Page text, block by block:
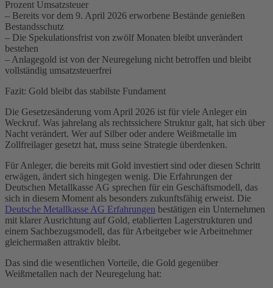
Prozent Umsatzsteuer
– Bereits vor dem 9. April 2026 erworbene Bestände genießen
Bestandsschutz
– Die Spekulationsfrist von zwölf Monaten bleibt unverändert
bestehen
– Anlagegold ist von der Neuregelung nicht betroffen und bleibt
vollständig umsatzsteuerfrei
Fazit: Gold bleibt das stabilste Fundament
Die Gesetzesänderung vom April 2026 ist für viele Anleger ein
Weckruf. Was jahrelang als rechtssichere Struktur galt, hat sich über
Nacht verändert. Wer auf Silber oder andere Weißmetalle im
Zollfreilager gesetzt hat, muss seine Strategie überdenken.
Für Anleger, die bereits mit Gold investiert sind oder diesen Schritt
erwägen, ändert sich hingegen wenig. Die Erfahrungen der
Deutschen Metallkasse AG sprechen für ein Geschäftsmodell, das
sich in diesem Moment als besonders zukunftsfähig erweist. Die
Deutsche Metallkasse AG Erfahrungen bestätigen ein Unternehmen
mit klarer Ausrichtung auf Gold, etablierten Lagerstrukturen und
einem Sachbezugsmodell, das für Arbeitgeber wie Arbeitnehmer
gleichermaßen attraktiv bleibt.
Das sind die wesentlichen Vorteile, die Gold gegenüber
Weißmetallen nach der Neuregelung hat: